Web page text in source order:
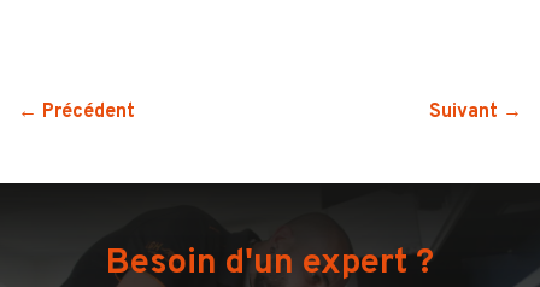
← Précédent Suivant →
Besoin d'un expert ?